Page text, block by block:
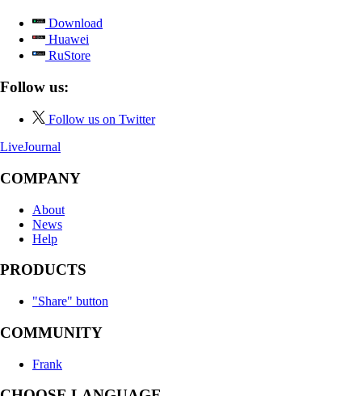
Download
Huawei
RuStore
Follow us:
Follow us on Twitter
LiveJournal
COMPANY
About
News
Help
PRODUCTS
"Share" button
COMMUNITY
Frank